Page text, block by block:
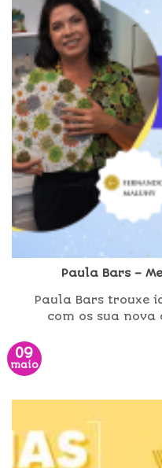
Paula Bars –
Paula Bars trouxe
com os sua nova
09
maio